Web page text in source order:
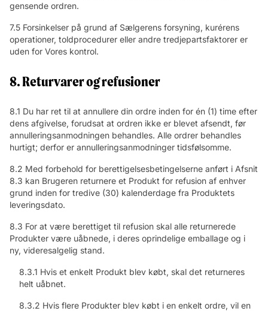
gensende ordren.
7.5 Forsinkelser på grund af Sælgerens forsyning, kurérens
operationer, toldprocedurer eller andre tredjepartsfaktorer er
uden for Vores kontrol.
8. Returvarer og refusioner
8.1 Du har ret til at annullere din ordre inden for én (1) time efter
dens afgivelse, forudsat at ordren ikke er blevet afsendt, før
annulleringsanmodningen behandles. Alle ordrer behandles
hurtigt; derfor er annulleringsanmodninger tidsfølsomme.
8.2 Med forbehold for berettigelsesbetingelserne anført i Afsnit
8.3 kan Brugeren returnere et Produkt for refusion af enhver
grund inden for tredive (30) kalenderdage fra Produktets
leveringsdato.
8.3 For at være berettiget til refusion skal alle returnerede
Produkter være uåbnede, i deres oprindelige emballage og i
ny, videresalgelig stand.
8.3.1 Hvis et enkelt Produkt blev købt, skal det returneres
helt uåbnet.
8.3.2 Hvis flere Produkter blev købt i en enkelt ordre, vil en